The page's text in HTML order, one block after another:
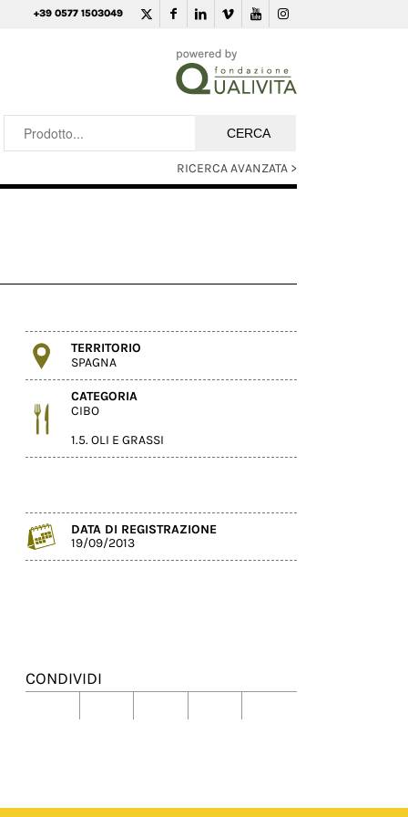
+39 0577 1503049
RICERCA AVANZATA >
TERRITORIO
SPAGNA
CATEGORIA
CIBO
1.5. OLI E GRASSI
DATA DI REGISTRAZIONE
19/09/2013
CONDIVIDI